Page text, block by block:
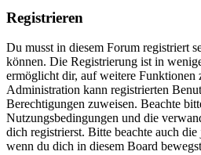
Registrieren
Du musst in diesem Forum registriert
können. Die Registrierung ist in
ermöglicht dir, auf weitere
Administration kann registrierten
Berechtigungen zuweisen. Beachte
Nutzungsbedingungen und die
dich registrierst. Bitte beachte auch
wenn du dich in diesem Board